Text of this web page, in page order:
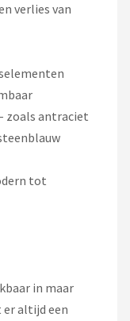
verlies van
zoals antraciet
tot
in maar
altijd een